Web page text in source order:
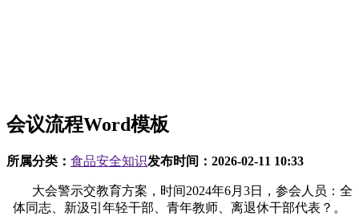
会议流程Word模板
所属分类： 食品安全知识发布时间： 2026-02-11 10:33
大会警示交教育方案，时间2024年6月3日，参会人员：全
体同志、新汲引年轻干部、青年教师、离退休干部代表？。